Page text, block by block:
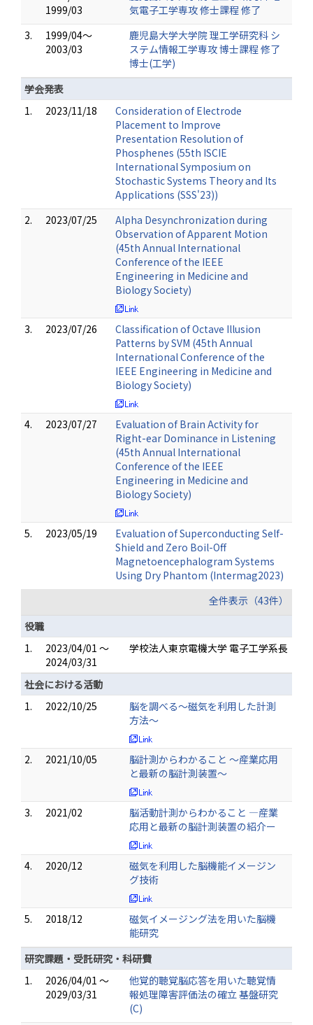
1999/03
気電子工学専攻 修士課程 修了
3.
1999/04～
2003/03
鹿児島大学大学院 理工学研究科 シ
ステム情報工学専攻 博士課程 修了
博士(工学)
学会発表
1.
2023/11/18
Consideration of Electrode
Placement to Improve
Presentation Resolution of
Phosphenes (55th ISCIE
International Symposium on
Stochastic Systems Theory and Its
Applications (SSS'23))
2.
2023/07/25
Alpha Desynchronization during
Observation of Apparent Motion
(45th Annual International
Conference of the IEEE
Engineering in Medicine and
Biology Society)
3. 2023/07/26
Classification of Octave Illusion
Patterns by SVM (45th Annual
International Conference of the
IEEE Engineering in Medicine and
Biology Society)
4. 2023/07/27
Evaluation of Brain Activity for
Right-ear Dominance in Listening
(45th Annual International
Conference of the IEEE
Engineering in Medicine and
Biology Society)
5. 2023/05/19
Evaluation of Superconducting Self-
Shield and Zero Boil-Off
Magnetoencephalogram Systems
Using Dry Phantom (Intermag2023)
全件表示（43件）
役職
1.
2023/04/01 ～
2024/03/31
学校法人東京電機大学 電子工学系長
社会における活動
1.
2022/10/25
脳を調べる〜磁気を利用した計測
方法〜
2. 2021/10/05
脳計測からわかること ～産業応用
と最新の脳計測装置〜
3. 2021/02
脳活動計測からわかること ―産業
応用と最新の脳計測装置の紹介ー
4. 2020/12
磁気を利用した脳機能イメージン
グ技術
5. 2018/12
磁気イメージング法を用いた脳機
能研究
研究課題・受託研究・科研費
1.
2026/04/01 ～
2029/03/31
他覚的聴覚脳応答を用いた聴覚情
報処理障害評価法の確立 基盤研究
(C)